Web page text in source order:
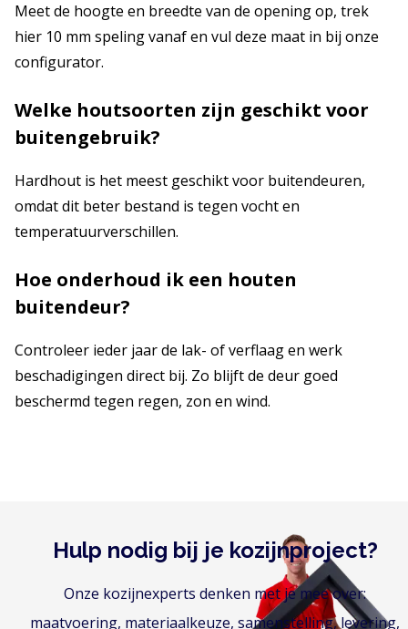
Meet de hoogte en breedte van de opening op, trek
hier 10 mm speling vanaf en vul deze maat in bij onze
configurator.
Welke houtsoorten zijn geschikt voor
buitengebruik?
Hardhout is het meest geschikt voor buitendeuren,
omdat dit beter bestand is tegen vocht en
temperatuurverschillen.
Hoe onderhoud ik een houten
buitendeur?
Controleer ieder jaar de lak- of verflaag en werk
beschadigingen direct bij. Zo blijft de deur goed
beschermd tegen regen, zon en wind.
Hulp nodig bij je kozijnproject?
Onze kozijnexperts denken met je mee over:
maatvoering, materiaalkeuze, samenstelling, levering,